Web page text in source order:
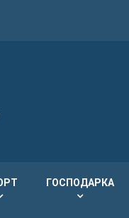
ГОСПОДАРКА